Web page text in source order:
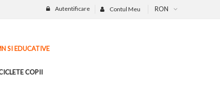
RON
Contul Meu
Autentificare
SI EDUCATIVE
COPII